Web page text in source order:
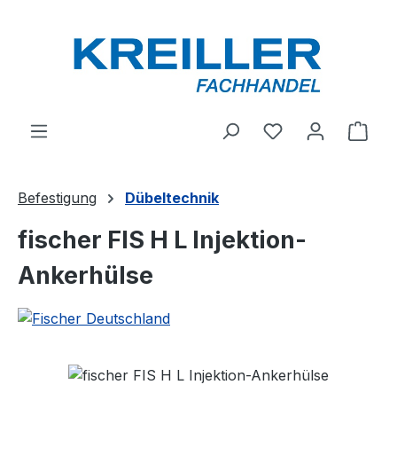
Du hast 0
Befestigung Dübeltechnik
fischer FIS H L Injektion-
Ankerhülse
Bildergalerie überspringen